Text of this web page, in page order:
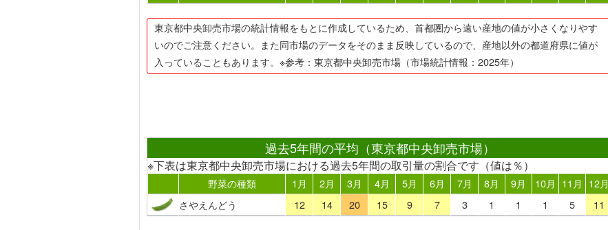
東京都中央卸売市場の統計情報をもとに作成しているため、首都圏から遠い産地の値が小さくなりやす
いのでご注意ください。また同市場のデータをそのまま反映しているので、産地以外の都道府県に値が
入っていることもあります。※参考：東京都中央卸売市場（市場統計情報：2025年）
過去5年間の平均（東京都中央卸売市場）
※下表は東京都中央卸売市場における過去5年間の取引量の割合です（値は％）
野菜の種類 1月 2月 3月 4月 5月 6月 7月 8月 9月 10月 11月
12月
さやえんどう
12 14 20 15 9 7 3 1 1 1 5 11